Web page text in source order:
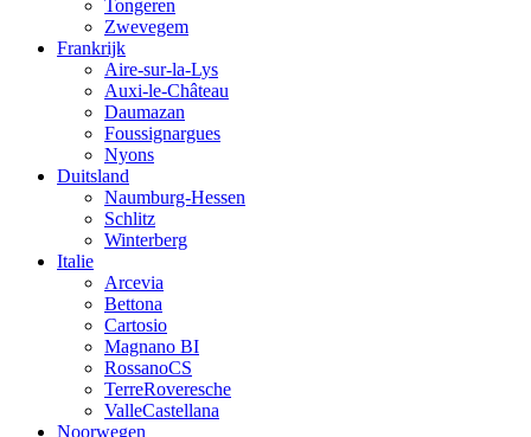
Tongeren
Zwevegem
Frankrijk
Aire-sur-la-Lys
Auxi-le-Château
Daumazan
Foussignargues
Nyons
Duitsland
Naumburg-Hessen
Schlitz
Winterberg
Italie
Arcevia
Bettona
Cartosio
Magnano BI
RossanoCS
TerreRoveresche
ValleCastellana
Noorwegen